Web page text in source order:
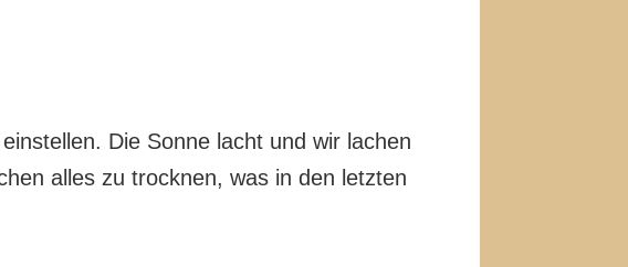
Die Sonne lacht und wir lachen
alles zu trocknen, was in den letzten